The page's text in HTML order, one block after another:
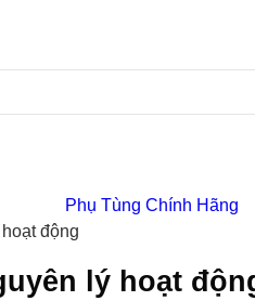
Phụ Tùng Chính Hãng
động
lý hoạt